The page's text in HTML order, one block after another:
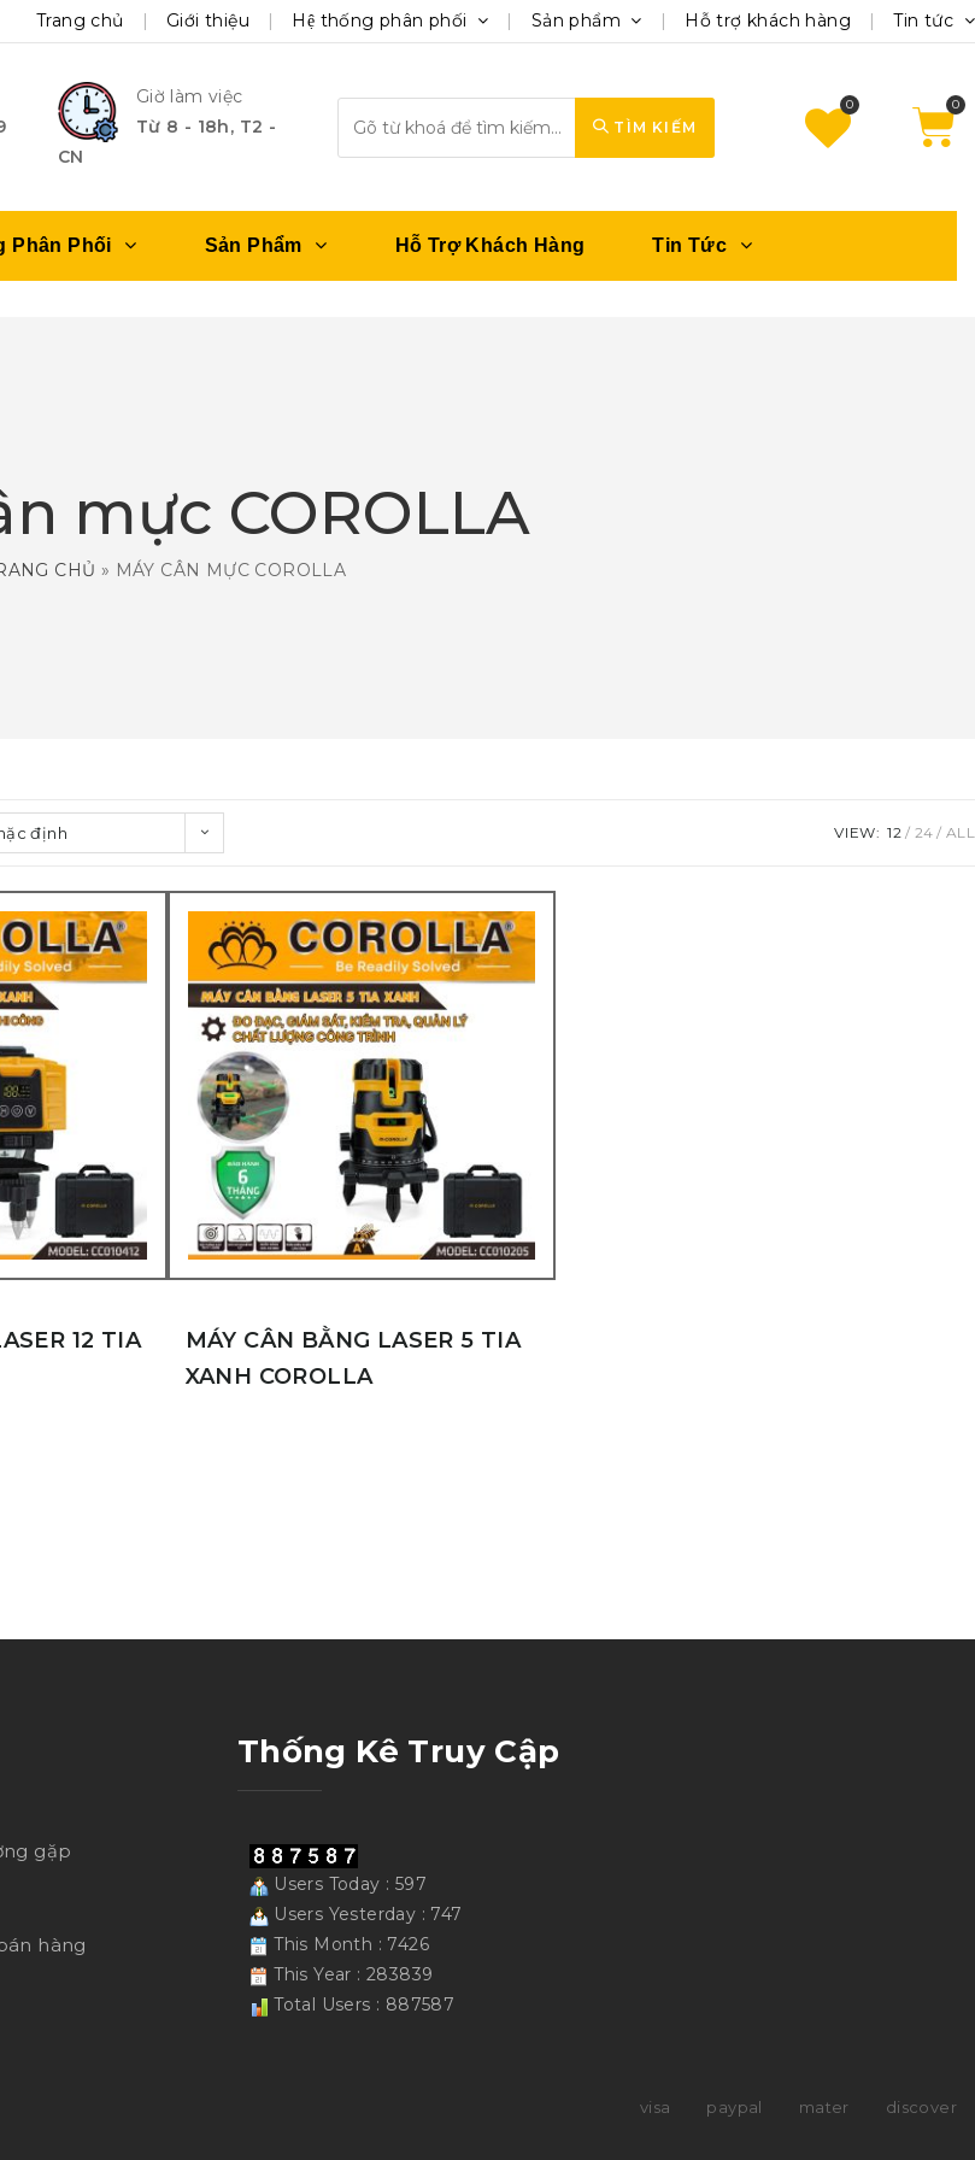
Trang chủ Giới thiệu Hệ thống phân phối Sản phẩm Hỗ trợ khách hàng Tin tức
Giờ làm việc
Từ 8 - 18h, T2 -
CN
TÌM KIẾM
0
Phân Phối Sản Phẩm Hỗ Trợ Khách Hàng Tin Tức
mực COROLLA
CHỦ » MÁY CÂN MỰC COROLLA
định VIEW: 12 24 ALL
12 TIA
MÁY CÂN BẰNG LASER 5 TIA
XANH COROLLA
gặp
hàng
Thống Kê Truy Cập
Users Today : 597
Users Yesterday : 747
This Month : 7426
This Year : 283839
Total Users : 887587
visa paypal mater discover